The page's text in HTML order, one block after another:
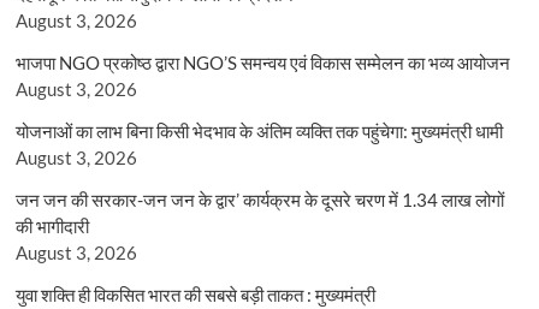
August 3, 2026
भाजपा NGO प्रकोष्ठ द्वारा NGO’S समन्वय एवं विकास सम्मेलन का भव्य आयोजन
August 3, 2026
योजनाओं का लाभ बिना किसी भेदभाव के अंतिम व्यक्ति तक पहुंचेगा: मुख्यमंत्री धामी
August 3, 2026
जन जन की सरकार-जन जन के द्वार’ कार्यक्रम के दूसरे चरण में 1.34 लाख लोगों
की भागीदारी
August 3, 2026
युवा शक्ति ही विकसित भारत की सबसे बड़ी ताकत : मुख्यमंत्री